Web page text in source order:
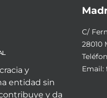
y
entidad sin
y da
C/
28010
Email: